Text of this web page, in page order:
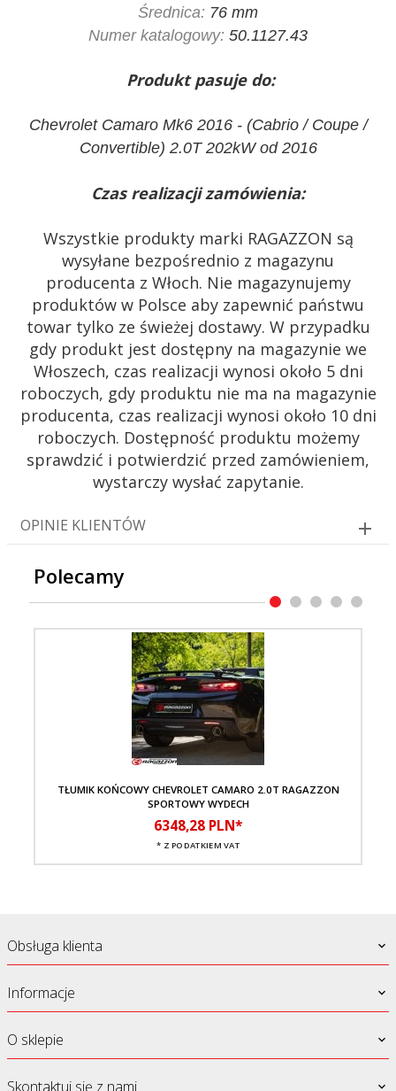
Średnica: 76 mm
Numer katalogowy: 50.1127.43
Produkt pasuje do:
Chevrolet Camaro Mk6 2016 - (Cabrio / Coupe /
Convertible) 2.0T 202kW od 2016
Czas realizacji zamówienia:
Wszystkie produkty marki RAGAZZON są
wysyłane bezpośrednio z magazynu
producenta z Włoch. Nie magazynujemy
produktów w Polsce aby zapewnić państwu
towar tylko ze świeżej dostawy. W przypadku
gdy produkt jest dostępny na magazynie we
Włoszech, czas realizacji wynosi około 5 dni
roboczych, gdy produktu nie ma na magazynie
producenta, czas realizacji wynosi około 10 dni
roboczych. Dostępność produktu możemy
sprawdzić i potwierdzić przed zamówieniem,
wystarczy wysłać zapytanie.
OPINIE KLIENTÓW
Polecamy
TŁUMIK KOŃCOWY CHEVROLET CAMARO 2.0T RAGAZZON
SPORTOWY WYDECH
6348,28 PLN*
* Z PODATKIEM VAT
Obsługa klienta
Informacje
O sklepie
Skontaktuj się z nami